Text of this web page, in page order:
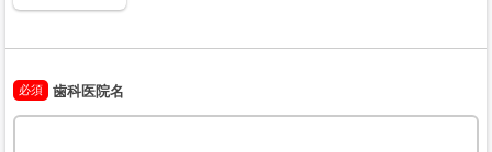
必須 歯科医院名